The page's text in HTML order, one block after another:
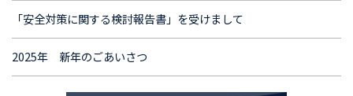
「安全対策に関する検討報告書」を受けまして
2025年 新年のごあいさつ